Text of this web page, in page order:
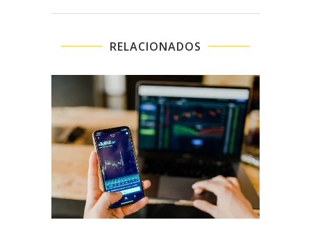
RELACIONADOS